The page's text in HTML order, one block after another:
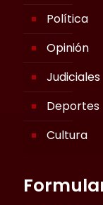
Política
Opinión
Judiciales
Deportes
Cultura